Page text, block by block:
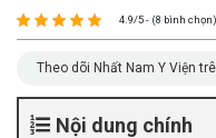
4.9/5 - (8 bình chọn)
Theo dõi Nhất Nam Y Viện
Nội dung chính